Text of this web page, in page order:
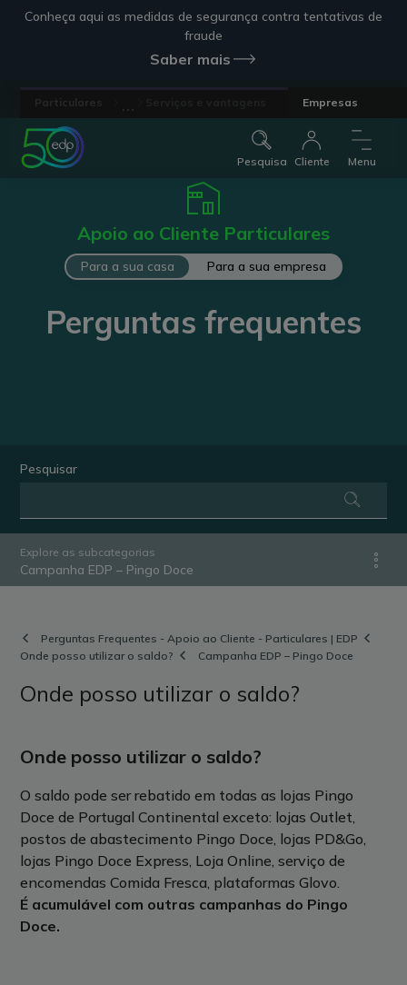
Conheça aqui as medidas de segurança contra tentativas de
fraude
Saber mais
Empresas
Pesquisa Cliente Menu
Apoio ao Cliente Particulares
Para a sua casa Para a sua empresa
Perguntas frequentes
Pesquisar
Explore as subcategorias
Campanha EDP – Pingo Doce
Perguntas Frequentes - Apoio ao Cliente - Particulares | EDP
Onde posso utilizar o saldo?
Campanha EDP – Pingo Doce
Onde posso utilizar o saldo?
Onde posso utilizar o saldo?
O saldo pode ser rebatido em todas as lojas Pingo
Doce de Portugal Continental exceto: lojas Outlet,
postos de abastecimento Pingo Doce, lojas PD&Go,
lojas Pingo Doce Express, Loja Online, serviço de
encomendas Comida Fresca, plataformas Glovo.
É acumulável com outras campanhas do Pingo
Doce.